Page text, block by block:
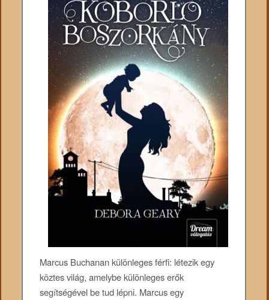
Marcus ​Buchanan különleges férfi: létezik egy
köztes világ, amelybe különleges erők
segítségével be tud lépni. Marcus egy